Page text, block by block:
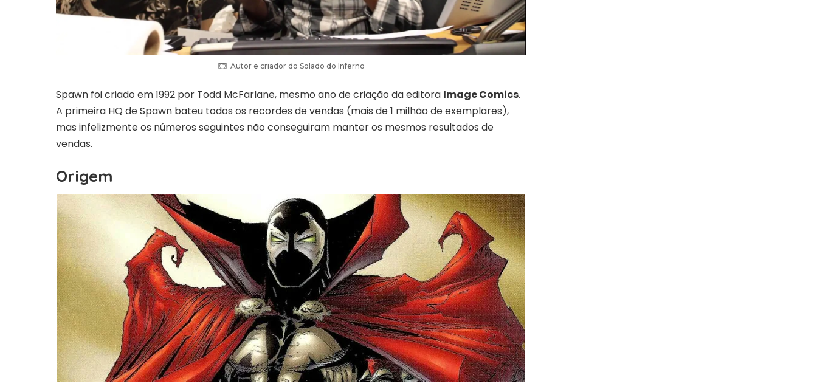
Autor e criador do Solado do Inferno
Spawn foi criado em 1992 por Todd McFarlane, mesmo ano de criação da editora Image Comics.
A primeira HQ de Spawn bateu todos os recordes de vendas (mais de 1 milhão de exemplares),
mas infelizmente os números seguintes não conseguiram manter os mesmos resultados de
vendas.
Origem